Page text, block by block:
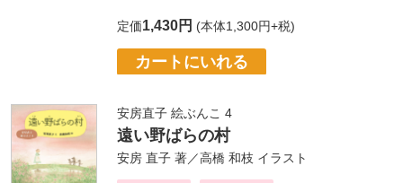
定価1,430円 (本体1,300円+税)
カートにいれる
安房直子 絵ぶんこ 4
遠い野ばらの村
安房 直子 著／高橋 和枝 イラスト